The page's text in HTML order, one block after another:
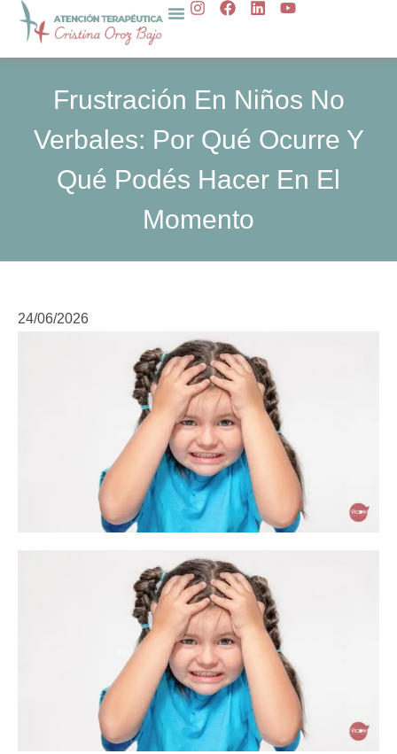
Skip
I
t
g
r
m
F
e
o
L
k
d
Y
t
e
Frustración En Niños No
Verbales: Por Qué Ocurre Y
Qué Podés Hacer En El
Momento
24/06/2026